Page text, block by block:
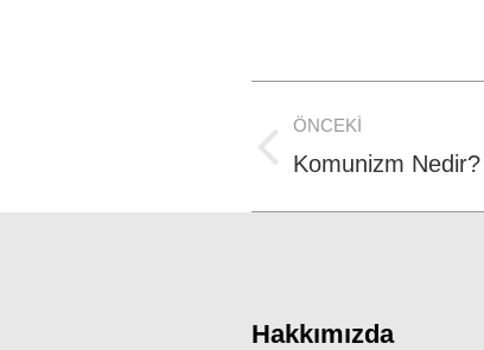
Post
navigation
ÖNCEKI
Previous
Komunizm Nedir?
Hakkımızda